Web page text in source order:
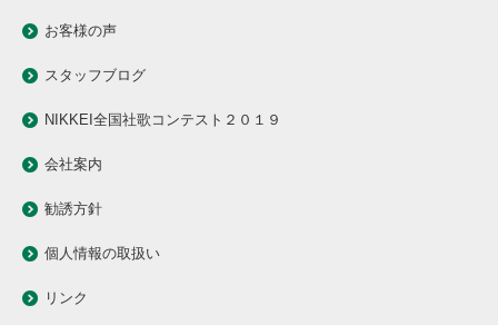
お客様の声
スタッフブログ
NIKKEI全国社歌コンテスト２０１９
会社案内
勧誘方針
個人情報の取扱い
リンク